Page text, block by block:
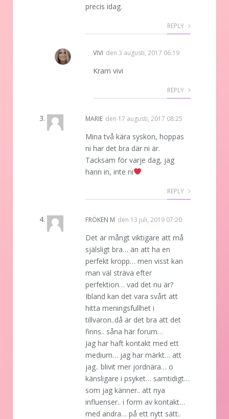
precis idag.
REPLY
VIVI den 3 augusti, 2017 06:19
Kram vivi
REPLY
MARIE den 17 augusti, 2017 08:25
Mina två kära syskon, hoppas
ni har det bra där ni är.
Tacksam för varje dag, jag
hann in, inte ni
REPLY
FRÖKEN M den 13 juli, 2019 07:20
Det är mångt viktigare att må
själsligt bra… än att ha en
perfekt kropp… men visst kan
man väl sträva efter
perfektion… vad det nu är?
Ibland kan det vara svårt att
hitta meningsfullhet i
tillvaron..då är det bra att det
finns.. såna här forum…
Jag har haft kontakt med ett
medium… jag har märkt… att
jag.. blivit mer jordnära… o
känsligare i psyket… samtidigt…
som jag känner.. att nya
influenser.. i form av kontakt…
med andra… på ett nytt sätt..